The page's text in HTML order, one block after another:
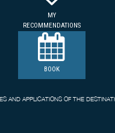
MY
RECOMMENDATIONS
BOOK
AND APPLICATIONS OF THE